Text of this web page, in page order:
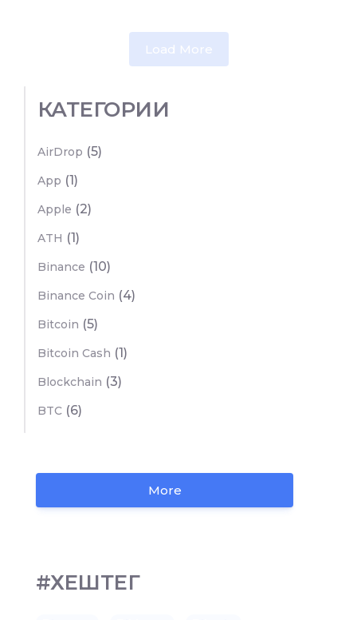
Load More
КАТЕГОРИИ
AirDrop (5)
App (1)
Apple (2)
ATH (1)
Binance (10)
Binance Coin (4)
Bitcoin (5)
Bitcoin Cash (1)
Blockchain (3)
BTC (6)
More
#ХЕШТЕГ